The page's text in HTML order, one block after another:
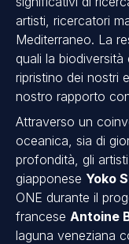
artisti, ricercatori
Mediterraneo. La
quali la
ripristino dei nostri
nostro rapporto
Attraverso un
oceanica, sia di
profondità, gli
giapponese Yoko
ONE durante il
francese Antoine
laguna veneziana